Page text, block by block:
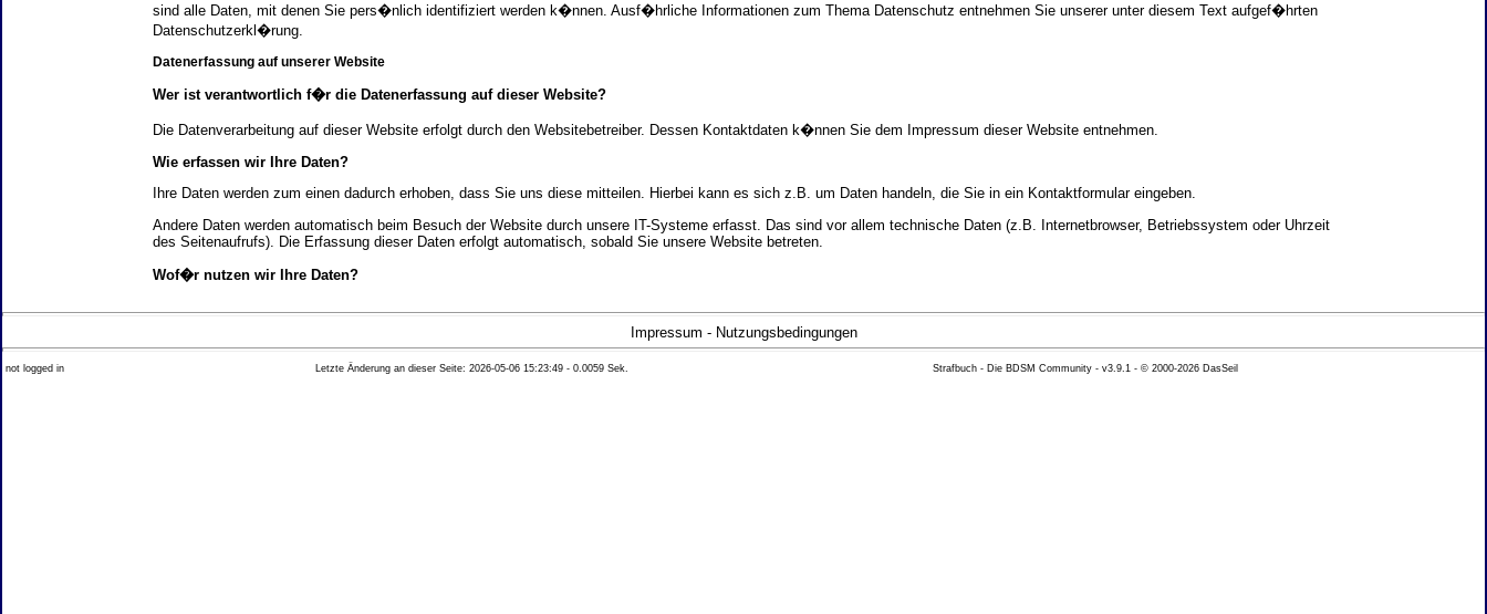
sind alle Daten, mit denen Sie pers�nlich identifiziert werden k�nnen. Ausf�hrliche Informationen zum Thema Datenschutz entnehmen Sie unserer unter diesem Text aufgef�hrten
Datenschutzerkl�rung.
Datenerfassung auf unserer Website
Wer ist verantwortlich f�r die Datenerfassung auf dieser Website?
Die Datenverarbeitung auf dieser Website erfolgt durch den Websitebetreiber. Dessen Kontaktdaten k�nnen Sie dem Impressum dieser Website entnehmen.
Wie erfassen wir Ihre Daten?
Ihre Daten werden zum einen dadurch erhoben, dass Sie uns diese mitteilen. Hierbei kann es sich z.B. um Daten handeln, die Sie in ein Kontaktformular eingeben.
Andere Daten werden automatisch beim Besuch der Website durch unsere IT-Systeme erfasst. Das sind vor allem technische Daten (z.B. Internetbrowser, Betriebssystem oder Uhrzeit
des Seitenaufrufs). Die Erfassung dieser Daten erfolgt automatisch, sobald Sie unsere Website betreten.
Wof�r nutzen wir Ihre Daten?
Ein Teil der Daten wird erhoben, um eine fehlerfreie Bereitstellung der Website zu gew�hrleisten. Andere Daten k�nnen zur Analyse Ihres Nutzerverhaltens verwendet werden.
Welche Rechte haben Sie bez�glich Ihrer Daten?
Sie haben jederzeit das Recht unentgeltlich Auskunft �ber Herkunft, Empf�nger und Zweck Ihrer gespeicherten personenbezogenen Daten zu erhalten. Sie haben au�erdem ein
Impressum - Nutzungsbedingungen
not logged in Letzte Änderung an dieser Seite: 2026-05-06 15:23:49 - 0.0059 Sek. Strafbuch - Die BDSM Community - v3.9.1 - © 2000-2026 DasSeil